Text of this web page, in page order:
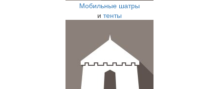
Мобильные шатры
и тенты